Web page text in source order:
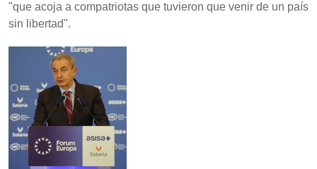
"que acoja a compatriotas que tuvieron que venir de un país
sin libertad".